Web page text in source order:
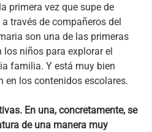
primera vez que supe de
través de compañeros del
son una de las primeras
niños para explorar el
familia. Y está muy bien
en los contenidos escolares.
En una, concretamente, se
de una manera muy